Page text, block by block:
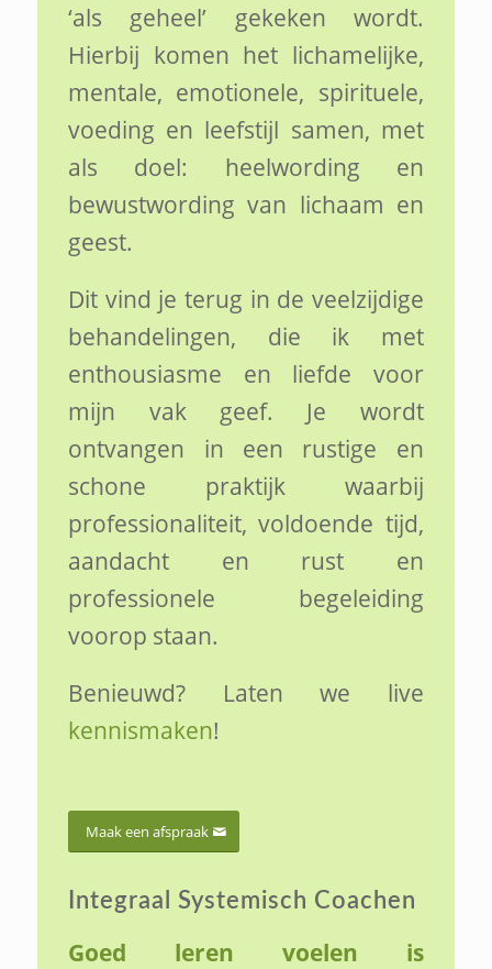
‘als geheel’ gekeken wordt.
Hierbij komen het lichamelijke,
mentale, emotionele, spirituele,
voeding en leefstijl samen, met
als doel: heelwording en
bewustwording van lichaam en
geest.
Dit vind je terug in de veelzijdige
behandelingen, die ik met
enthousiasme en liefde voor
mijn vak geef. Je wordt
ontvangen in een rustige en
schone praktijk waarbij
professionaliteit, voldoende tijd,
aandacht en rust en
professionele begeleiding
voorop staan.
Benieuwd? Laten we live
kennismaken!
Maak een afspraak
Integraal Systemisch Coachen
Goed leren voelen is